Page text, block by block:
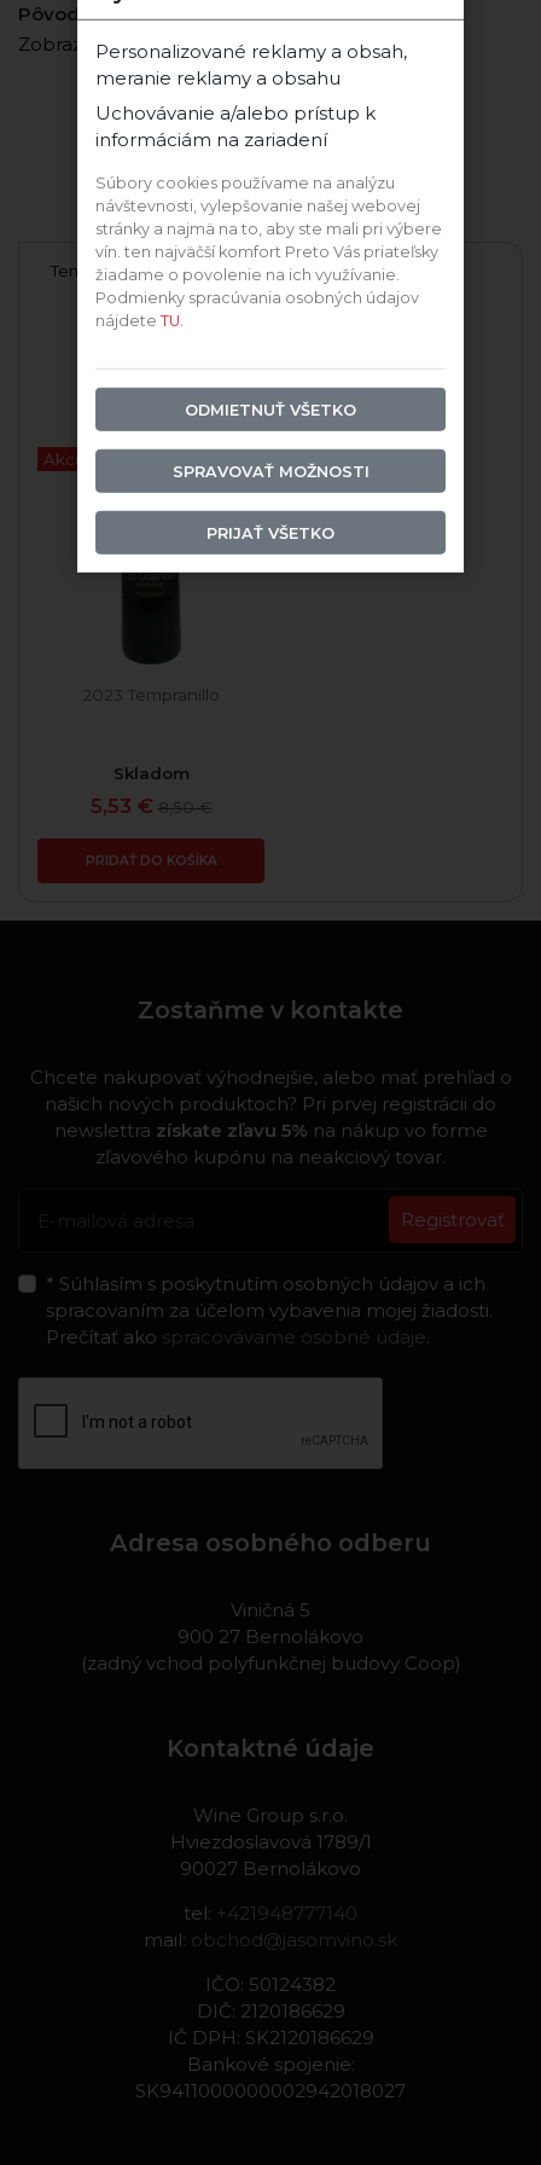
Pôvod hrozna:Extremadura, Španielsko
Zobraziť viac vlastností
Vinárstvo Las Guaridas
Ďalšie vína z tohto vinárstva
Tempranillo Las Guaridas
Las Guaridas
Akcia -35%
2023 Tempranillo
Skladom
5,53 € 8,50 €
PRIDAŤ DO KOŠÍKA
Zostaňme v kontakte
Chcete nakupovať výhodnejšie, alebo mať prehľad o
našich nových produktoch? Pri prvej registrácii do
newslettra získate zľavu 5% na nákup vo forme
zľavového kupónu na neakciový tovar.
Registrovať
* Súhlasím s poskytnutím osobných údajov a ich
spracovaním za účelom vybavenia mojej žiadosti.
Prečítať ako spracovávame osobné údaje.
Adresa osobného odberu
Viničná 5
900 27 Bernolákovo
(zadný vchod polyfunkčnej budovy Coop)
Kontaktné údaje
Wine Group s.r.o.
Hviezdoslavová 1789/1
90027 Bernolákovo
tel: +421948777140
mail: obchod@jasomvino.sk
IČO: 50124382
DIČ: 2120186629
IČ DPH: SK2120186629
Bankové spojenie:
SK9411000000002942018027
Personalizované reklamy a obsah,
meranie reklamy a obsahu
Uchovávanie a/alebo prístup k
informáciám na zariadení
Súbory cookies používame na analýzu
návštevnosti, vylepšovanie našej webovej
stránky a najmä na to, aby ste mali pri výbere
vín. ten najväčší komfort Preto Vás priateľsky
žiadame o povolenie na ich využívanie.
Podmienky spracúvania osobných údajov
nájdeteTU.
ODMIETNUŤ VŠETKO
SPRAVOVAŤ MOŽNOSTI
PRIJAŤ VŠETKO